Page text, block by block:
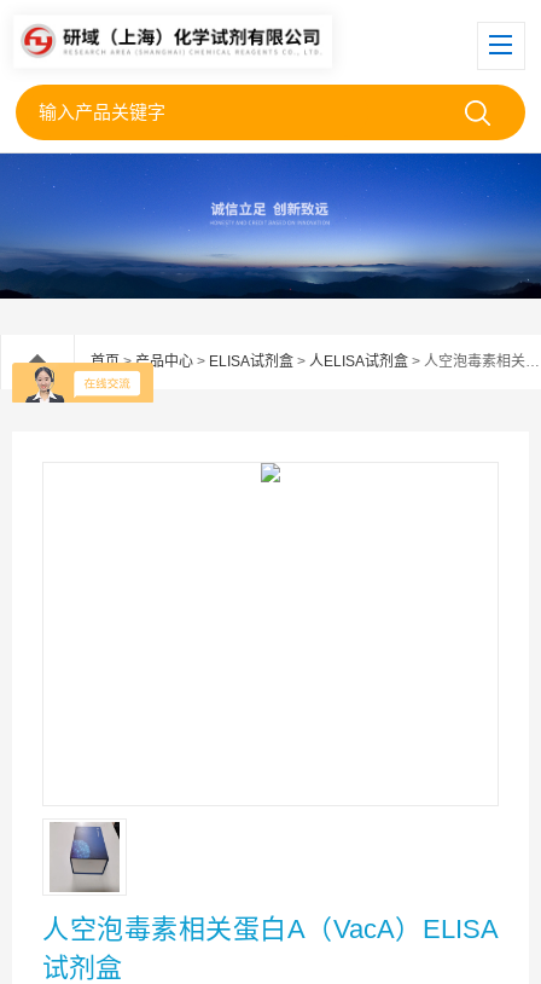
首页>产品中心 > ELISA试剂盒 > 人ELISA试剂盒 > 人空泡毒素相关蛋白A（VacA）ELISA试剂盒
人空泡毒素相关蛋白A（VacA）ELISA
试剂盒